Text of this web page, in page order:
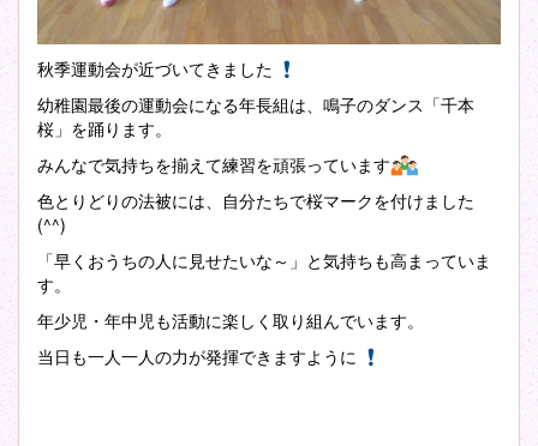
秋季運動会が近づいてきました
幼稚園最後の運動会になる年長組は、鳴子のダンス「千本
桜」を踊ります。
みんなで気持ちを揃えて練習を頑張っています
色とりどりの法被には、自分たちで桜マークを付けました
(^^)
「早くおうちの人に見せたいな～」と気持ちも高まっていま
す。
年少児・年中児も活動に楽しく取り組んでいます。
当日も一人一人の力が発揮できますように